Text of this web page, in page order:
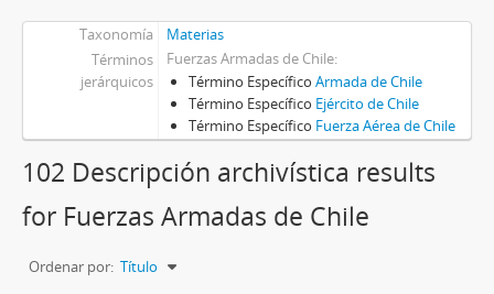
Taxonomía
Materias
Términos
jerárquicos
Fuerzas Armadas de Chile
Término Específico Armada de Chile
Término Específico Ejército de Chile
Término Específico Fuerza Aérea de Chile
102 Descripción archivística results
for Fuerzas Armadas de Chile
Ordenar por: Título